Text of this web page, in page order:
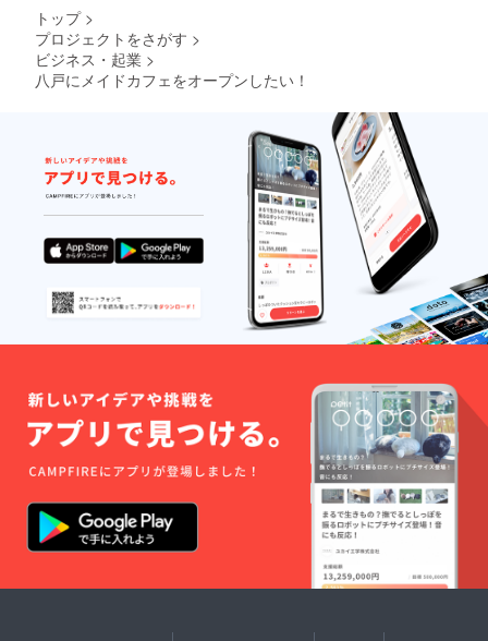
トップ >
プロジェクトをさがす >
ビジネス・起業 >
八戸にメイドカフェをオープンしたい！